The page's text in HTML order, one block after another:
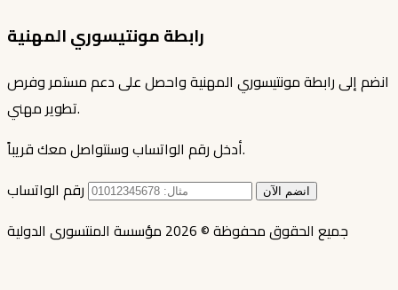
رابطة مونتيسوري المهنية
انضم إلى رابطة مونتيسوري المهنية واحصل على دعم مستمر وفرص
تطوير مهني.
أدخل رقم الواتساب وسنتواصل معك قريباً.
رقم الواتساب
انضم الآن
جميع الحقوق محفوظة © 2026 مؤسسة المنتسورى الدولية